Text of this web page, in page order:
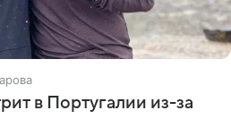
в Португалии из-за